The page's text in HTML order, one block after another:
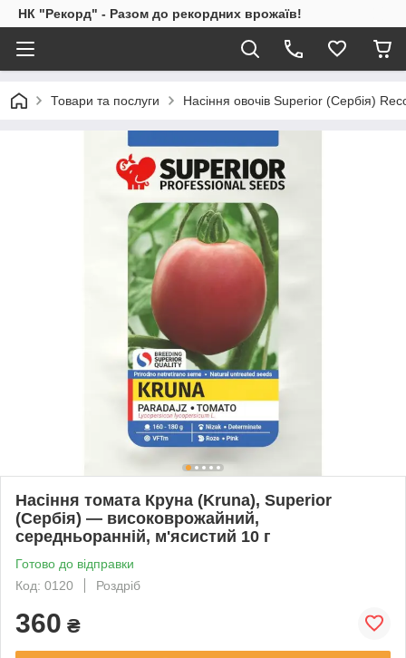
НК "Рекорд" - Разом до рекордних врожаїв!
Товари та послуги Насіння овочів Superior (Сербія)
Насіння томата Круна (Kruna), Superior
(Сербія) — високоврожайний,
середньоранній, м'ясистий 10 г
Готово до відправки
Код: 0120
Роздріб
360 ₴